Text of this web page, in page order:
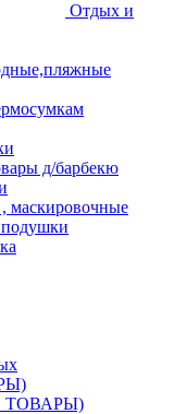
Отдых и
д/барбекю
маскировочные
ТОВАРЫ)